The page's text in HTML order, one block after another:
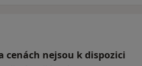
cenách nejsou k dispozici